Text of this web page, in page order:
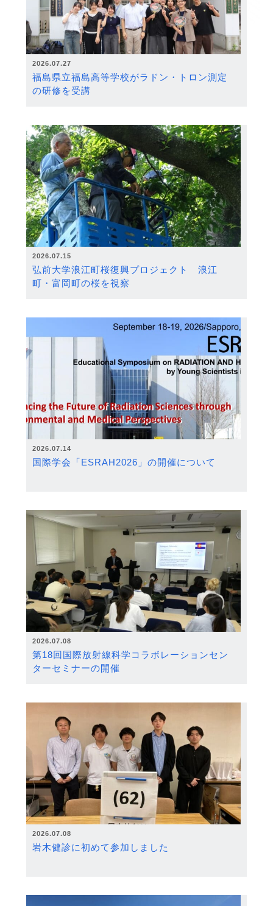
2026.07.27
福島県立福島高等学校がラドン・トロン測定
の研修を受講
2026.07.15
弘前大学浪江町桜復興プロジェクト 浪江
町・富岡町の桜を視察
2026.07.14
国際学会「ESRAH2026」の開催について
2026.07.08
第18回国際放射線科学コラボレーションセン
ターセミナーの開催
2026.07.08
岩木健診に初めて参加しました